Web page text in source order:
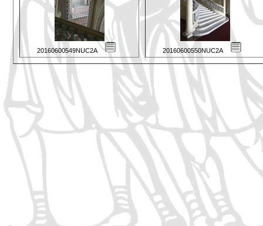
20160600549NUC2A 20160600550NUC2A